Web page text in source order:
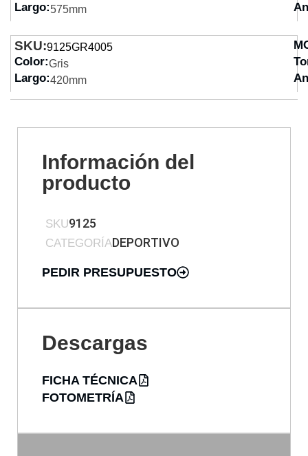
Largo:575mm
SKU:9125GR4005
Color:Gris
Largo:420mm
Información del
producto
SKU9125
CATEGORÍADEPORTIVO
PEDIR PRESUPUESTO
Descargas
FICHA TÉCNICA
FOTOMETRÍA